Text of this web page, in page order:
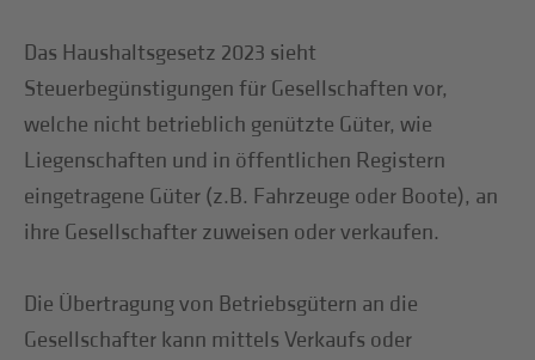
Das Haushaltsgesetz 2023 sieht
Steuerbegünstigungen für Gesellschaften vor,
welche nicht betrieblich genützte Güter, wie
Liegenschaften und in öffentlichen Registern
eingetragene Güter (z.B. Fahrzeuge oder Boote), an
ihre Gesellschafter zuweisen oder verkaufen.
Die Übertragung von Betriebsgütern an die
Gesellschafter kann mittels Verkaufs oder